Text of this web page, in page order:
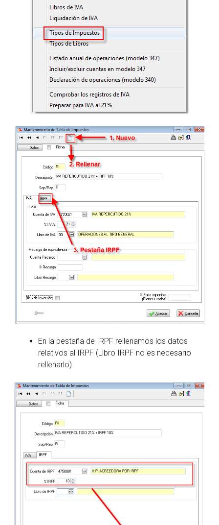
En la pestaña de IRPF rellenamos los datos
relativos al IRPF (Libro IRPF no es necesario
rellenarlo)